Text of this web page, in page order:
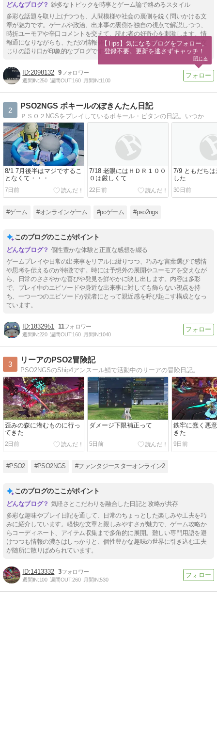
雑多なトピックを時事とゲーム論で絡めるスタイル
多彩な話題を取り上げつつも、人間模様や社会の裏側を鋭く問いかける文
章が魅力です。ゲームや政治、出来事の裏側を独自の視点で解説しつつ、
時折ユーモアや辛口コメントを交えて、読む者の好奇心を刺激します。情
報通になりながらも、ただの情報発信にとどまらず、目線の鋭さと冗談交
じりの語り口が印象的なブログです。
2098132 9
週間IN:250 週間OUT:160 月間IN:1100
2
PSO2NGS ポキールのぽきんたん日記
ＰＳＯ２NGSをプレイしているポキール・ビタンの日記。いつか終わりを迎えるときに、懐かしく振り返れたら・・・と思います
8/1 7月後半はマジでするこ
となくて・・・
7日前
7/18 老眼にはＨＤＲ１００
０は厳しくて
22日前
7/9 ともだち
した
30日前
#ゲーム #オンラインゲーム #pcゲーム #pso2ngs
このブログのここがポイント
個性豊かな体験と正直な感想を綴る
ゲームプレイや日常の出来事をリアルに綴りつつ、巧みな言葉選びで感情
や思考を伝えるのが特徴です。時には予想外の展開やユーモアを交えなが
ら、日常のささやかな喜びや発見を鮮やかに映し出します。内容は多彩
で、プレイ中のエピソードや身近な出来事に対しても飾らない視点を持
ち、一つ一つのエピソードが読者にとって親近感を呼び起こす構成となっ
ています。
1832951 11
週間IN:220 週間OUT:160 月間IN:1040
3
リーアのPSO2冒険記
PSO2NGSのShip4アンスール鯖で活動中のリーアの冒険日記。
歪みの森に潜むものに行っ
てきた
2日前
ダメージ下限補正って
5日前
鉄牢に蠢く悪
きた
9日前
#PSO2 #PSO2NGS #ファンタジースターオンライン2
このブログのここがポイント
気軽さとこだわりを融合した日記と攻略が共存
多彩な趣味やプレイ日記を通して、日常のちょっとした楽しみや工夫を巧
みに紹介しています。軽快な文章と親しみやすさが魅力で、ゲーム攻略か
らコーディネート、アイテム収集まで多角的に展開。難しい専門用語を避
けつつも情報の濃さはしっかりと、個性豊かな趣味の世界に引き込む工夫
が随所に散りばめられています。
1413332 3
週間IN:100 週間OUT:260 月間IN:530
【Tips】気になるブログをフォロー。
登録不要。更新を逃さずキャッチ！
閉じる